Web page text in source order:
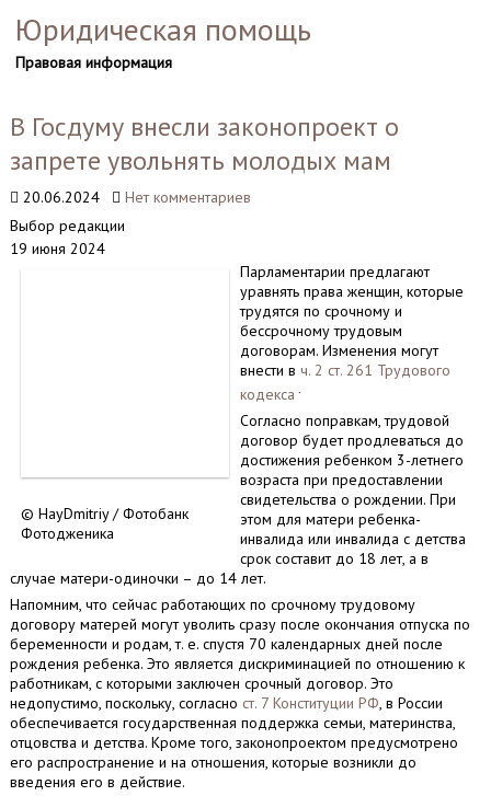
Юридическая помощь
Правовая информация
В Госдуму внесли законопроект о
запрете увольнять молодых мам
20.06.2024
Нет комментариев
Выбор редакции
19 июня 2024
© HayDmitriy / Фотобанк
Фотодженика
Парламентарии предлагают
уравнять права женщин, которые
трудятся по срочному и
бессрочному трудовым
договорам. Изменения могут
внести в ч. 2 ст. 261 Трудового
кодекса .
Согласно поправкам, трудовой
договор будет продлеваться до
достижения ребенком 3-летнего
возраста при предоставлении
свидетельства о рождении. При
этом для матери ребенка-
инвалида или инвалида с детства
срок составит до 18 лет, а в
случае матери-одиночки – до 14 лет.
Напомним, что сейчас работающих по срочному трудовому
договору матерей могут уволить сразу после окончания отпуска по
беременности и родам, т. е. спустя 70 календарных дней после
рождения ребенка. Это является дискриминацией по отношению к
работникам, с которыми заключен срочный договор. Это
недопустимо, поскольку, согласно ст. 7 Конституции РФ, в России
обеспечивается государственная поддержка семьи, материнства,
отцовства и детства. Кроме того, законопроектом предусмотрено
его распространение и на отношения, которые возникли до
введения его в действие.